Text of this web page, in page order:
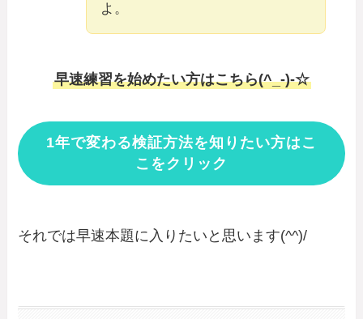
よ。
早速練習を始めたい方はこちら(^_-)-☆
1年で変わる検証方法を知りたい方はこ
こをクリック
それでは早速本題に入りたいと思います(^^)/